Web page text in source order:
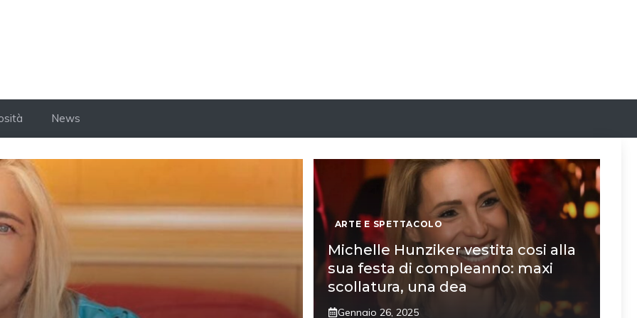
News
ARTE E SPETTACOLO
Michelle Hunziker vestita cosi alla
sua festa di compleanno: maxi
scollatura, una dea
Gennaio 26, 2025